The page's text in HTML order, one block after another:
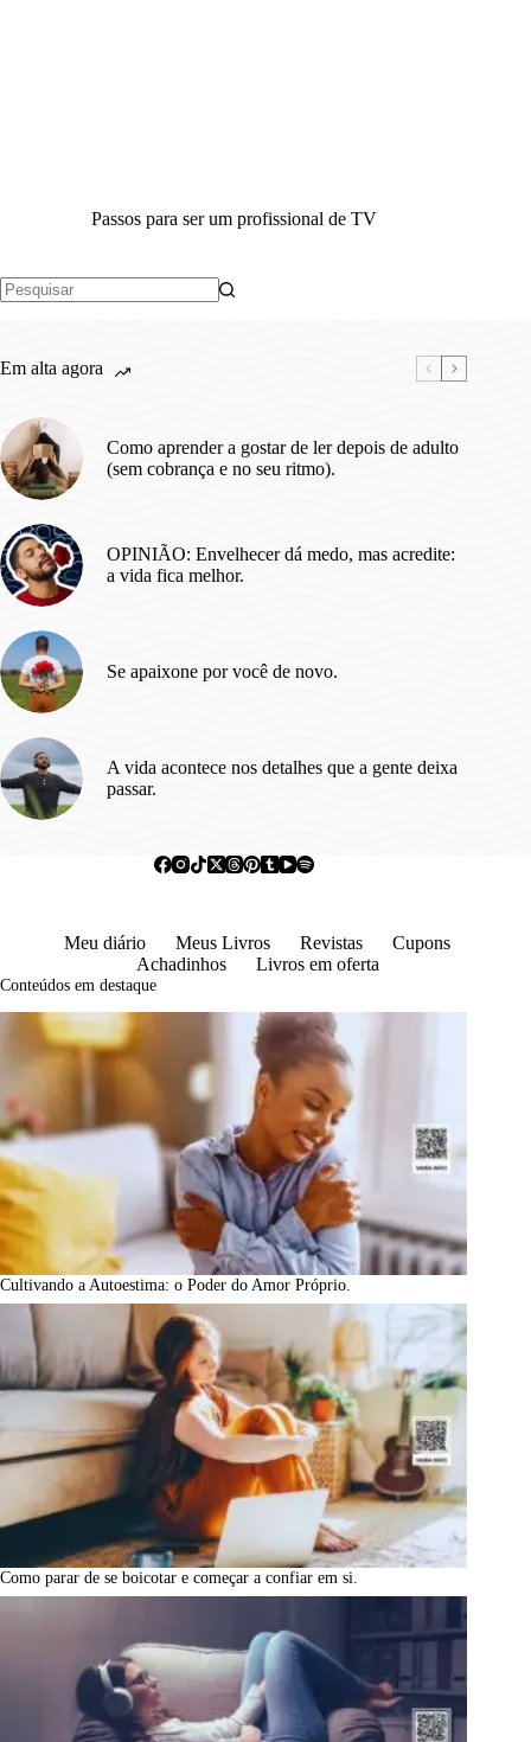
Passos para ser um profissional de TV
Em alta agora
Como aprender a gostar de ler depois de adulto
(sem cobrança e no seu ritmo).
OPINIÃO: Envelhecer dá medo, mas acredite:
a vida fica melhor.
Se apaixone por você de novo.
A vida acontece nos detalhes que a gente deixa
passar.
Meu diário Meus Livros Revistas
Cupons
Achadinhos
Livros em oferta
Conteúdos em destaque
Cultivando a Autoestima: o Poder do Amor Próprio.
Como parar de se boicotar e começar a confiar em si.